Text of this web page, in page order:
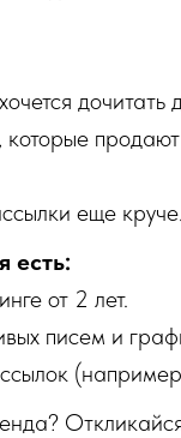
которые
еще
есть:
от 2 лет.
писем и